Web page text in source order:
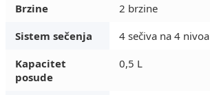
Brzine
2 brzine
Sistem sečenja
4 sečiva na 4 nivoa
Kapacitet
posude
0,5 L